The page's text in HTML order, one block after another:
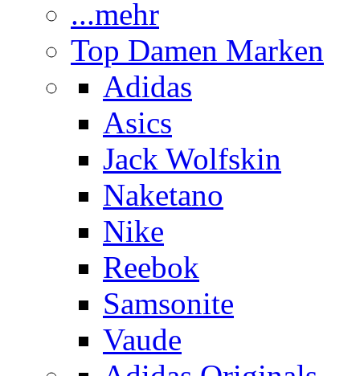
...mehr
Top Damen Marken
Adidas
Asics
Jack Wolfskin
Naketano
Nike
Reebok
Samsonite
Vaude